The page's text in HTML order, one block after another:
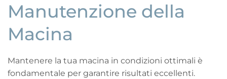
Manutenzione della
Macina
Mantenere la tua macina in condizioni ottimali è
fondamentale per garantire risultati eccellenti.